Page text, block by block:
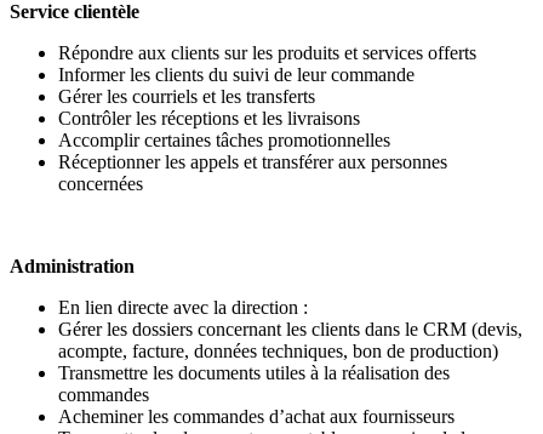
Service clientèle
Répondre aux clients sur les produits et services offerts
Informer les clients du suivi de leur commande
Gérer les courriels et les transferts
Contrôler les réceptions et les livraisons
Accomplir certaines tâches promotionnelles
Réceptionner les appels et transférer aux personnes
concernées
Administration
En lien directe avec la direction :
Gérer les dossiers concernant les clients dans le CRM (devis,
acompte, facture, données techniques, bon de production)
Transmettre les documents utiles à la réalisation des
commandes
Acheminer les commandes d’achat aux fournisseurs